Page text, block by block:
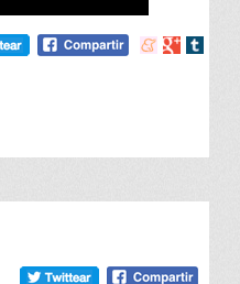
Compartir
Compartir